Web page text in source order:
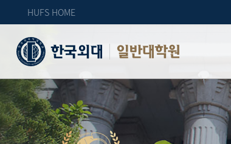
HUFS HOME
일반대학원